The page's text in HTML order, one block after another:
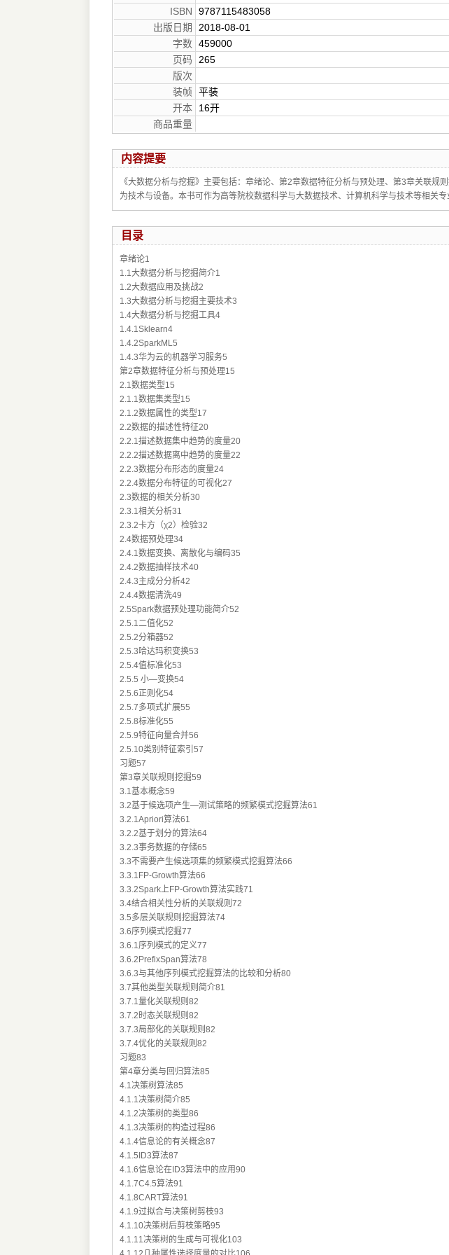
ISBN
9787115483058
出版日期
2018-08-01
字数 459000
页码
265
版次
装帧 平装
开本
16开
商品重量
内容提要
《大数据分析与挖掘》主要包括：章绪论、第2章数据特征分析与预处理、第3章关联
为技术与设备。本书可作为高等院校数据科学与大数据技术、计算机科学与技术等相关专
目录
章绪论1
1.1大数据分析与挖掘简介1
1.2大数据应用及挑战2
1.3大数据分析与挖掘主要技术3
1.4大数据分析与挖掘工具4
1.4.1Sklearn4
1.4.2SparkML5
1.4.3华为云的机器学习服务5
第2章数据特征分析与预处理15
2.1数据类型15
2.1.1数据集类型15
2.1.2数据属性的类型17
2.2数据的描述性特征20
2.2.1描述数据集中趋势的度量20
2.2.2描述数据离中趋势的度量22
2.2.3数据分布形态的度量24
2.2.4数据分布特征的可视化27
2.3数据的相关分析30
2.3.1相关分析31
2.3.2卡方（χ2）检验32
2.4数据预处理34
2.4.1数据变换、离散化与编码35
2.4.2数据抽样技术40
2.4.3主成分分析42
2.4.4数据清洗49
2.5Spark数据预处理功能简介52
2.5.1二值化52
2.5.2分箱器52
2.5.3哈达玛积变换53
2.5.4值标准化53
2.5.5 小—变换54
2.5.6正则化54
2.5.7多项式扩展55
2.5.8标准化55
2.5.9特征向量合并56
2.5.10类别特征索引57
习题57
第3章关联规则挖掘59
3.1基本概念59
3.2基于候选项产生—测试策略的频繁模式挖掘算法61
3.2.1Apriori算法61
3.2.2基于划分的算法64
3.2.3事务数据的存储65
3.3不需要产生候选项集的频繁模式挖掘算法66
3.3.1FP-Growth算法66
3.3.2Spark上FP-Growth算法实践71
3.4结合相关性分析的关联规则72
3.5多层关联规则挖掘算法74
3.6序列模式挖掘77
3.6.1序列模式的定义77
3.6.2PrefixSpan算法78
3.6.3与其他序列模式挖掘算法的比较和分析80
3.7其他类型关联规则简介81
3.7.1量化关联规则82
3.7.2时态关联规则82
3.7.3局部化的关联规则82
3.7.4优化的关联规则82
习题83
第4章分类与回归算法85
4.1决策树算法85
4.1.1决策树简介85
4.1.2决策树的类型86
4.1.3决策树的构造过程86
4.1.4信息论的有关概念87
4.1.5ID3算法87
4.1.6信息论在ID3算法中的应用90
4.1.7C4.5算法91
4.1.8CART算法91
4.1.9过拟合与决策树剪枝93
4.1.10决策树后剪枝策略95
4.1.11决策树的生成与可视化103